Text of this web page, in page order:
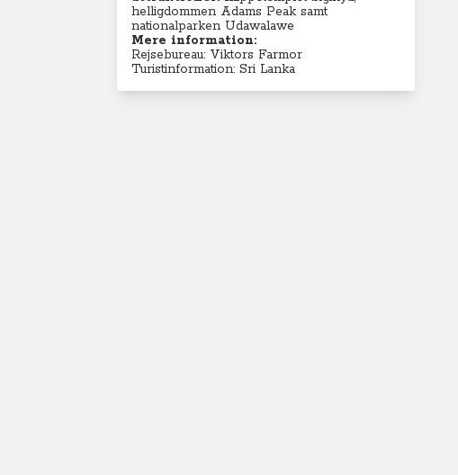
helligdommen Adams Peak samt
nationalparken Udawalawe
Mere information:
Rejsebureau: Viktors Farmor
Turistinformation: Sri Lanka